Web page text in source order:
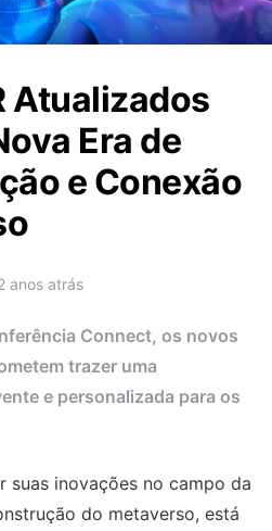
Atualizados
Era de
e Conexão
anos atrás
Connect, os novos
trazer uma
e personalizada para os
suas inovações no campo da
do metaverso, está